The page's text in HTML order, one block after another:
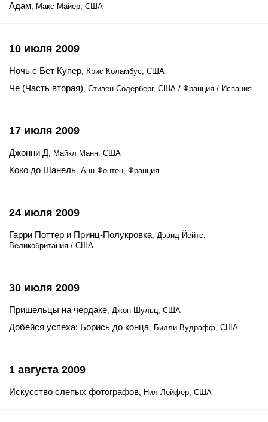
Адам, Макс Майер, США
10 июля 2009
Ночь с Бет Купер, Крис Коламбус, США
Че (Часть вторая), Стивен Содерберг, США / Франция / Испания
17 июля 2009
Джонни Д, Майкл Манн, США
Коко до Шанель, Анн Фонтен, Франция
24 июля 2009
Гарри Поттер и Принц-Полукровка, Дэвид Йейтс,
Великобритания / США
30 июля 2009
Пришельцы на чердаке, Джон Шульц, США
Добейся успеха: Борись до конца, Билли Вудрафф, США
1 августа 2009
Искусство слепых фотографов, Нил Лейфер, США